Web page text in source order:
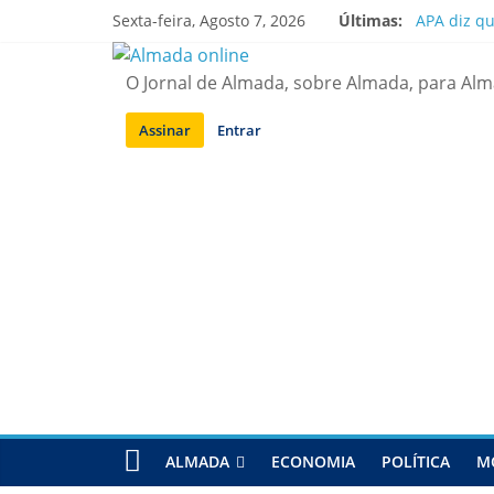
Sexta-feira, Agosto 7, 2026 Últimas:
APA diz
Ponte
Situação
O Jornal de Almada, sobre Almada, para
Assinar Entrar
ALMADA ECONOMIA POLÍTICA